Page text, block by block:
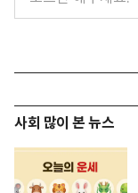
사회 많이 본 뉴스